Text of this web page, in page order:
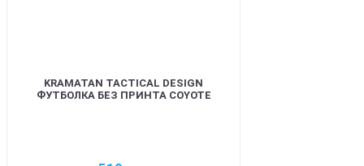
KRAMATAN TACTICAL DESIGN
ФУТБОЛКА БЕЗ ПРИНТА COYOTE